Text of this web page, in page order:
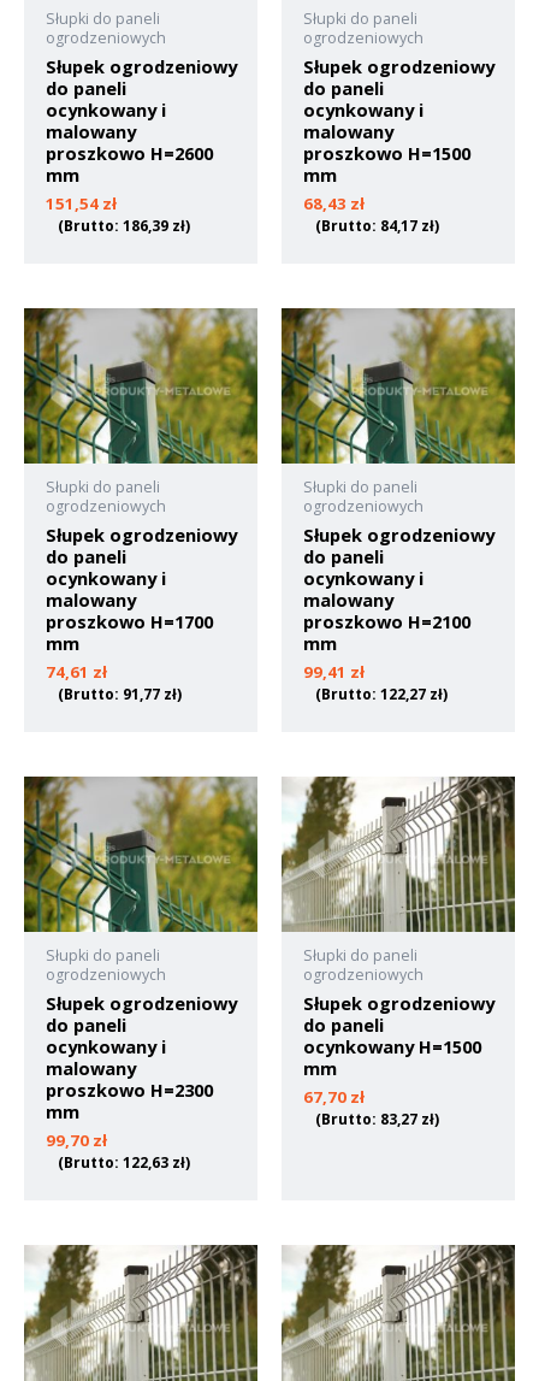
Słupki do paneli
ogrodzeniowych
Słupek ogrodzeniowy
do paneli
ocynkowany i
malowany
proszkowo H=2600
mm
151,54 zł
(Brutto: 186,39 zł)
Słupki do paneli
ogrodzeniowych
Słupek ogrodzeniowy
do paneli
ocynkowany i
malowany
proszkowo H=1500
mm
68,43 zł
(Brutto: 84,17 zł)
Słupki do paneli
ogrodzeniowych
Słupek ogrodzeniowy
do paneli
ocynkowany i
malowany
proszkowo H=1700
mm
74,61 zł
(Brutto: 91,77 zł)
Słupki do paneli
ogrodzeniowych
Słupek ogrodzeniowy
do paneli
ocynkowany i
malowany
proszkowo H=2100
mm
99,41 zł
(Brutto: 122,27 zł)
Słupki do paneli
ogrodzeniowych
Słupek ogrodzeniowy
do paneli
ocynkowany i
malowany
proszkowo H=2300
mm
99,70 zł
(Brutto: 122,63 zł)
Słupki do paneli
ogrodzeniowych
Słupek ogrodzeniowy
do paneli
ocynkowany H=1500
mm
67,70 zł
(Brutto: 83,27 zł)